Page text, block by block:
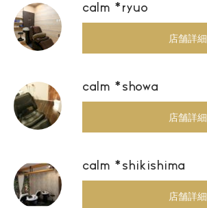
calm *ryuo
店舗詳細
calm *showa
店舗詳細
calm *shikishima
店舗詳細